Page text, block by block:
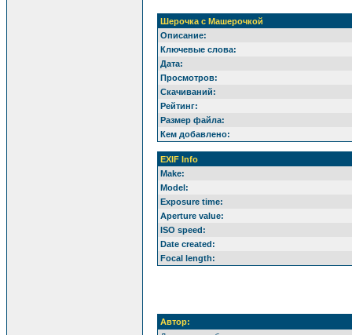
Шерочка с Машерочкой
Описание:
Ключевые слова:
Дата:
Просмотров:
Скачиваний:
Рейтинг:
Размер файла:
Кем добавлено:
EXIF Info
Make:
Model:
Exposure time:
Aperture value:
ISO speed:
Date created:
Focal length:
Автор: